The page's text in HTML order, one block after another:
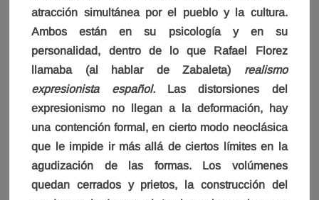
atracción simultánea por el pueblo y la cultura.
Ambos están en su psicología y en su
personalidad, dentro de lo que Rafael Florez
llamaba (al hablar de Zabaleta) realismo
expresionista español.Las distorsiones del
expresionismo no llegan a la deformación, hay
una contención formal, en cierto modo neoclásica
que le impide ir más allá de ciertos límites en la
agudización de las formas. Los volúmenes
quedan cerrados y prietos, la construcción del